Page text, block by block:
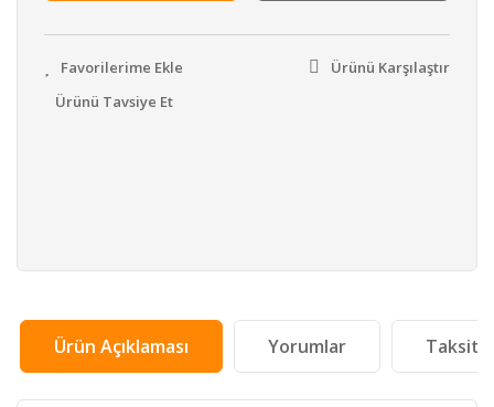
Ürünü Karşılaştır
Ürünü Tavsiye Et
Ürün Açıklaması Yorumlar Taksit